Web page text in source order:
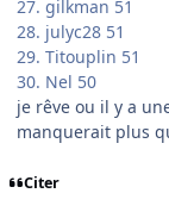
27. gilkman 51
28. julyc28 51
29. Titouplin 51
30. Nel 50
je rêve ou il y a
manquerait plus
Citer